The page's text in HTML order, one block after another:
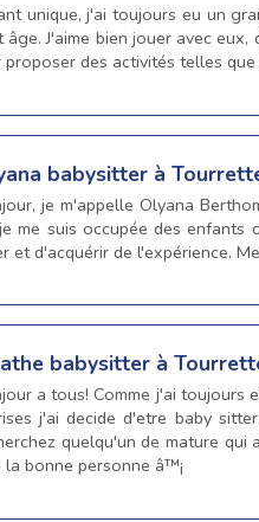
unique, j'ai toujours eu un
âge. J'aime bien jouer avec
proposer des activités telles
babysitter à
je m'appelle Olyana
me suis occupée des enfants
et d'acquérir de l'expérience.
babysitter à
a tous! Comme j'ai toujours
j'ai decide d'etre baby
quelqu'un de mature
la bonne personne â™¡